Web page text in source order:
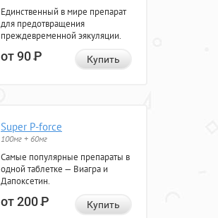
Единственный в мире препарат
для предотвращения
преждевременной эякуляции.
от 90Р Купить
Super P-force
100мг + 60мг
Самые популярные препараты в
одной таблетке — Виагра и
Дапоксетин.
от 200Р Купить